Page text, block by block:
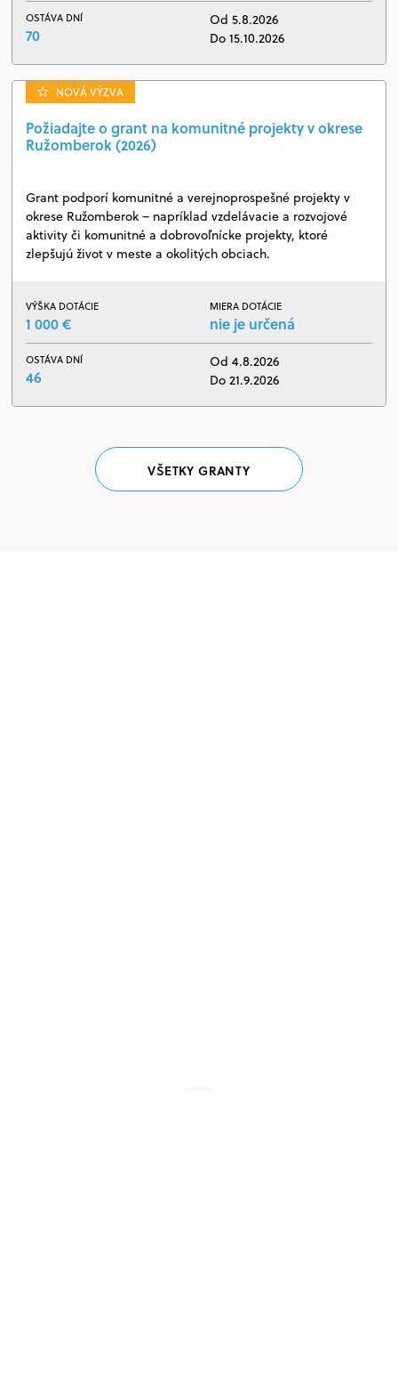
OSTÁVA DNÍ
70
Od 5.8.2026
Do 15.10.2026
NOVÁ VÝZVA
Požiadajte o grant na komunitné projekty v okrese
Ružomberok (2026)
Grant podporí komunitné a verejnoprospešné projekty v
okrese Ružomberok – napríklad vzdelávacie a rozvojové
aktivity či komunitné a dobrovoľnícke projekty, ktoré
zlepšujú život v meste a okolitých obciach.
VÝŠKA DOTÁCIE
1 000 €
MIERA DOTÁCIE
nie je určená
OSTÁVA DNÍ
46
Od 4.8.2026
Do 21.9.2026
VŠETKY GRANTY